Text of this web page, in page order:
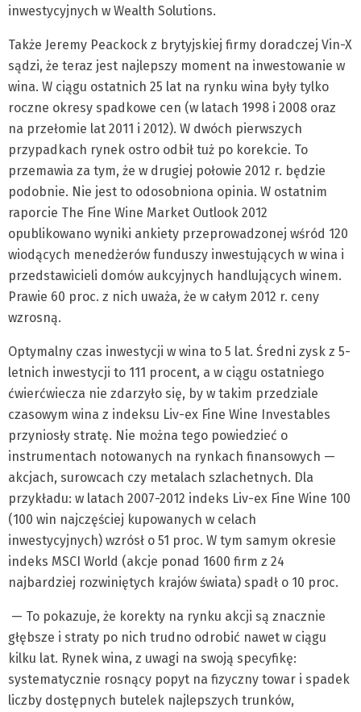
inwestycyjnych w Wealth Solutions.
Także Jeremy Peackock z brytyjskiej firmy doradczej Vin-X
sądzi, że teraz jest najlepszy moment na inwestowanie w
wina. W ciągu ostatnich 25 lat na rynku wina były tylko
roczne okresy spadkowe cen (w latach 1998 i 2008 oraz
na przełomie lat 2011 i 2012). W dwóch pierwszych
przypadkach rynek ostro odbił tuż po korekcie. To
przemawia za tym, że w drugiej połowie 2012 r. będzie
podobnie. Nie jest to odosobniona opinia. W ostatnim
raporcie The Fine Wine Market Outlook 2012
opublikowano wyniki ankiety przeprowadzonej wśród 120
wiodących menedżerów funduszy inwestujących w wina i
przedstawicieli domów aukcyjnych handlujących winem.
Prawie 60 proc. z nich uważa, że w całym 2012 r. ceny
wzrosną.
Optymalny czas inwestycji w wina to 5 lat. Średni zysk z 5-
letnich inwestycji to 111 procent, a w ciągu ostatniego
ćwierćwiecza nie zdarzyło się, by w takim przedziale
czasowym wina z indeksu Liv-ex Fine Wine Investables
przyniosły stratę. Nie można tego powiedzieć o
instrumentach notowanych na rynkach finansowych —
akcjach, surowcach czy metalach szlachetnych. Dla
przykładu: w latach 2007-2012 indeks Liv-ex Fine Wine 100
(100 win najczęściej kupowanych w celach
inwestycyjnych) wzrósł o 51 proc. W tym samym okresie
indeks MSCI World (akcje ponad 1600 firm z 24
najbardziej rozwiniętych krajów świata) spadł o 10 proc.
— To pokazuje, że korekty na rynku akcji są znacznie
głębsze i straty po nich trudno odrobić nawet w ciągu
kilku lat. Rynek wina, z uwagi na swoją specyfikę:
systematycznie rosnący popyt na fizyczny towar i spadek
liczby dostępnych butelek najlepszych trunków,